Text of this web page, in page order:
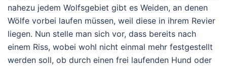
nahezu jedem Wolfsgebiet gibt es Weiden, an denen
Wölfe vorbei laufen müssen, weil diese in ihrem Revier
liegen. Nun stelle man sich vor, dass bereits nach
einem Riss, wobei wohl nicht einmal mehr festgestellt
werden soll, ob durch einen frei laufenden Hund oder